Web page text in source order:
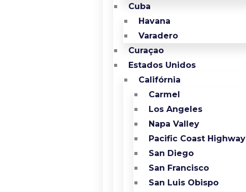
Cuba
Havana
Varadero
Curaçao
Estados Unidos
Califórnia
Carmel
Los Angeles
Napa Valley
Pacific Coast Highway
San Diego
San Francisco
San Luis Obispo